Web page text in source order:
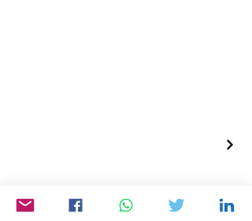
Impressum und Datenschutzerklärung